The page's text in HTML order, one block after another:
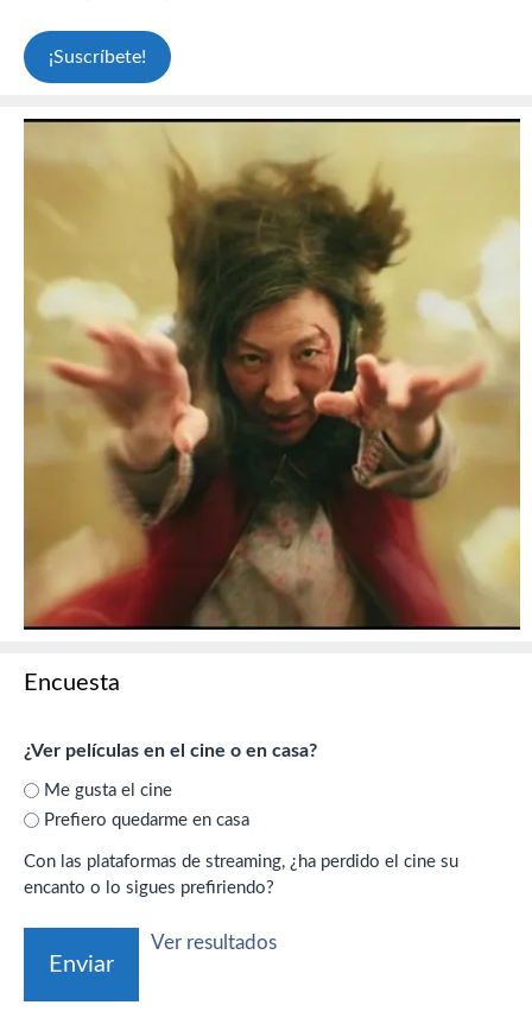
Encuesta
¿Ver películas en el cine o en casa?
Me gusta el cine
Prefiero quedarme en casa
Con las plataformas de streaming, ¿ha perdido el cine su
encanto o lo sigues prefiriendo?
Ver resultados